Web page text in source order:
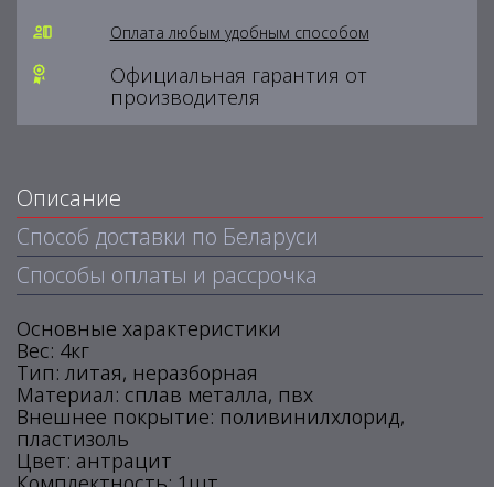
Оплата любым удобным способом
Официальная гарантия от
производителя
Описание
Способ доставки по Беларуси
Способы оплаты и рассрочка
Основные характеристики
Вес: 4кг
Тип: литая, неразборная
Материал: сплав металла, пвх
Внешнее покрытие: поливинилхлорид,
пластизоль
Цвет: антрацит